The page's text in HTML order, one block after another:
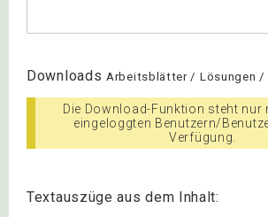
Downloads Arbeitsblätter / Lösungen /
Die Download-Funktion steht nur
eingeloggten Benutzern/
Verfügung.
Textauszüge aus dem Inhalt: